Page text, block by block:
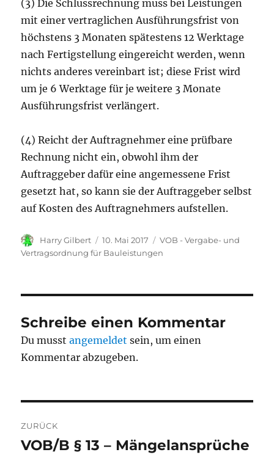
(3) Die Schlussrechnung muss bei Leistungen
mit einer vertraglichen Ausführungsfrist von
höchstens 3 Monaten spätestens 12 Werktage
nach Fertigstellung eingereicht werden, wenn
nichts anderes vereinbart ist; diese Frist wird
um je 6 Werktage für je weitere 3 Monate
Ausführungsfrist verlängert.
(4) Reicht der Auftragnehmer eine prüfbare
Rechnung nicht ein, obwohl ihm der
Auftraggeber dafür eine angemessene Frist
gesetzt hat, so kann sie der Auftraggeber selbst
auf Kosten des Auftragnehmers aufstellen.
Autor
Harry Gilbert
Veröffentlicht
am
10. Mai 2017 Kategorien
VOB - Vergabe- und
Vertragsordnung für Bauleistungen
Schreibe einen Kommentar
Du musstangemeldet sein, um einen
Kommentar abzugeben.
ZURÜCK
Vorheriger
VOB/B § 13 – Mängelansprüche